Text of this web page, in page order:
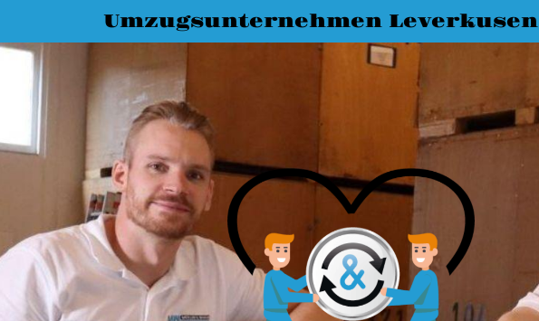
Umzugsunternehmen Leverkusen